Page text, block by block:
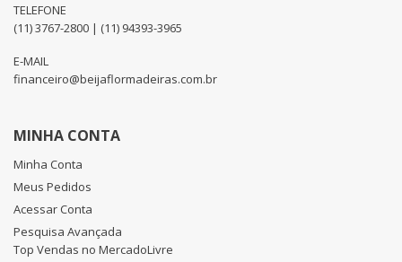
TELEFONE
(11) 3767-2800 | (11) 94393-3965
E-MAIL
financeiro@beijaflormadeiras.com.br
MINHA CONTA
Minha Conta
Meus Pedidos
Acessar Conta
Pesquisa Avançada
Top Vendas no MercadoLivre